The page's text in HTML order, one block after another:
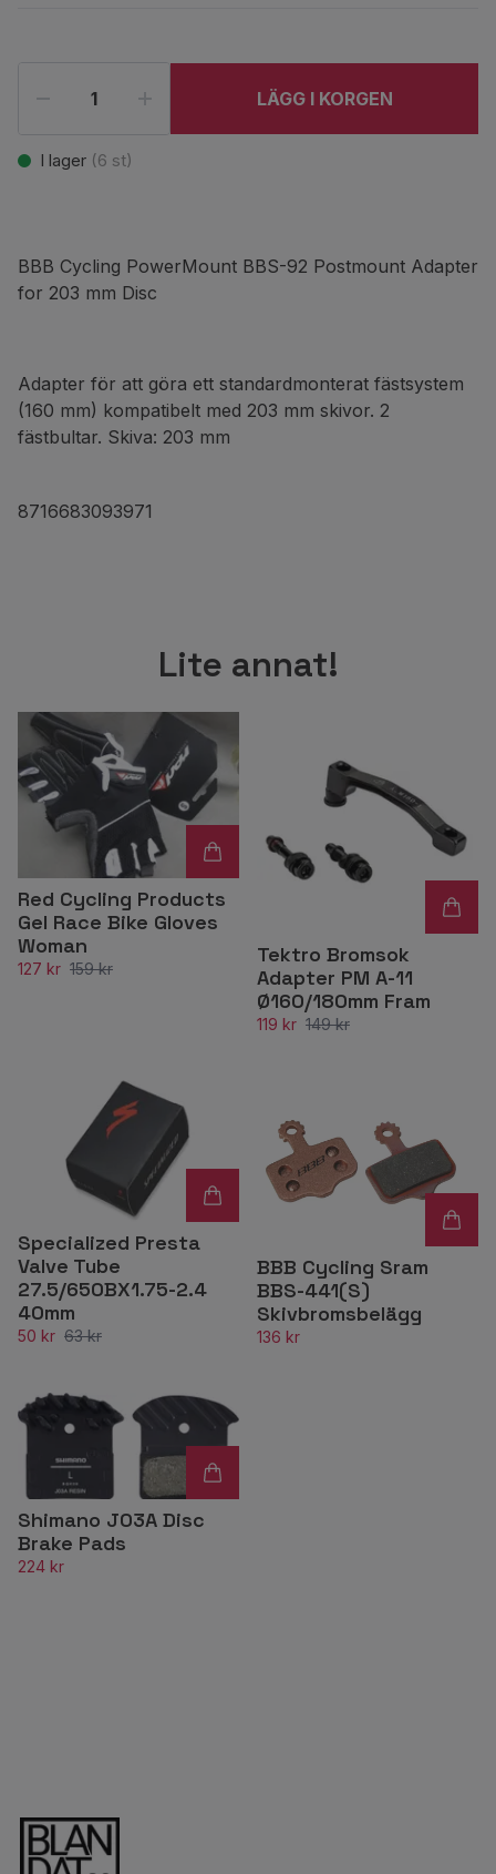
LÄGG I KORGEN
I lager (6 st)
BBB Cycling PowerMount BBS-92 Postmount Adapter
for 203 mm Disc
Adapter för att göra ett standardmonterat fästsystem
(160 mm) kompatibelt med 203 mm skivor. 2
fästbultar. Skiva: 203 mm
8716683093971
Lite annat!
Red Cycling Products
Gel Race Bike Gloves
Woman
127 kr 159 kr
Tektro Bromsok
Adapter PM A-11
Ø160/180mm Fram
119 kr 149 kr
Specialized Presta
Valve Tube
27.5/650BX1.75-2.4
40mm
50 kr 63 kr
BBB Cycling Sram
BBS-441(S)
Skivbromsbelägg
136 kr
Shimano J03A Disc
Brake Pads
224 kr